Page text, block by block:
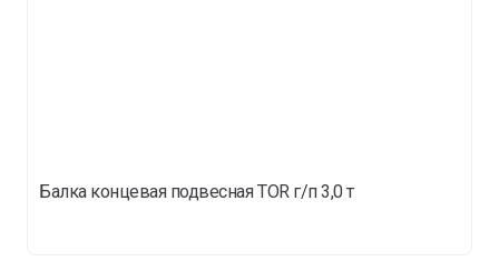
Балка концевая подвесная TOR г/п 3,0 т